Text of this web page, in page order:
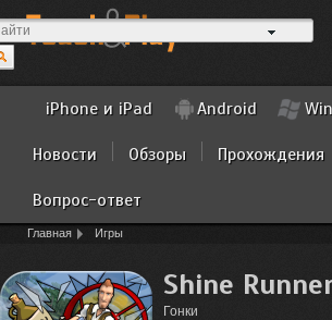
iPhone и iPad Android
Новости Обзоры Прохождения
Вопрос-ответ
Главная Игры
Shine
Гонки